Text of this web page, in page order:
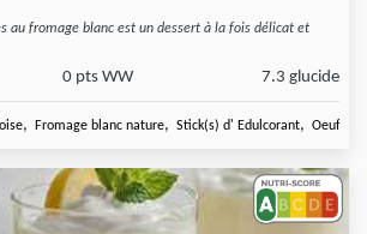
au fromage blanc est un dessert à la fois délicat et
0 pts WW 7.3 glucide
, Fromage blanc nature, Stick(s) d' Edulcorant, Oeuf